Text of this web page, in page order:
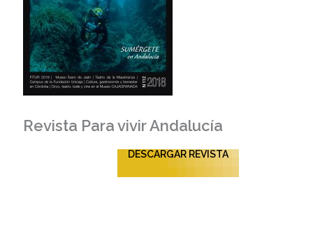
Revista Para vivir Andalucía
DESCARGAR REVISTA